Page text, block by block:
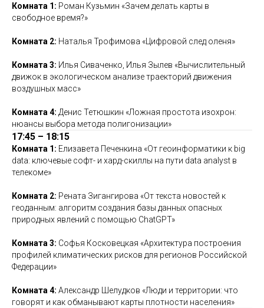
Комната 1: Роман Кузьмин «Зачем делать карты в
свободное время?»
Комната 2: Наталья Трофимова «Цифровой след оленя»
Комната 3: Илья Сиваченко, Илья Зылев «Вычислительный
движок в экологическом анализе траекторий движения
воздушных масс»
Комната 4: Денис Тетюшкин «Ложная простота изохрон:
нюансы выбора метода полигонизации»
17:45 – 18:15
Комната 1: Елизавета Печенкина «От геоинформатики к big
data: ключевые софт- и хард-скиллы на пути data analyst в
телекоме»
Комната 2: Рената Зигангирова «От текста новостей к
геоданным: алгоритм создания базы данных опасных
природных явлений с помощью ChatGPT»
Комната 3: Софья Косковецкая «Архитектура построения
профилей климатических рисков для регионов Российской
Федерации»
Комната 4: Александр Шелудков «Люди и территории: что
говорят и как обманывают карты плотности населения»